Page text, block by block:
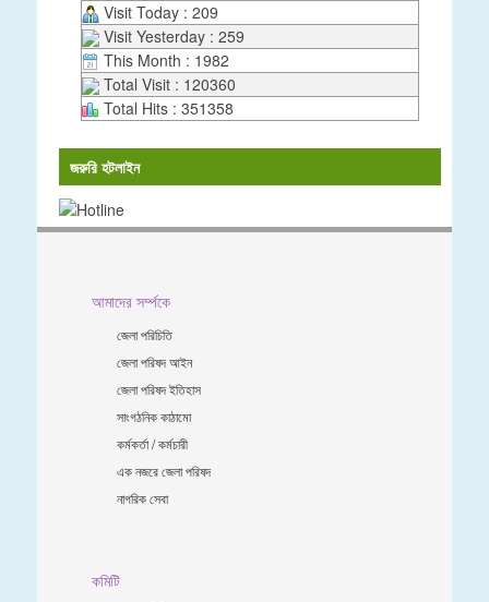
Visit Today : 209
Visit Yesterday : 259
This Month : 1982
Total Visit : 120360
Total Hits : 351358
জরুরি হটলাইন
আমাদের সর্ম্পকে
জেলা পরিচিতি
জেলা পরিষদ আইন
জেলা পরিষদ ইতিহাস
সাংগঠনিক কাঠামো
কর্মকর্তা / কর্মচারী
এক নজরে জেলা পরিষদ
নাগরিক সেবা
কমিটি